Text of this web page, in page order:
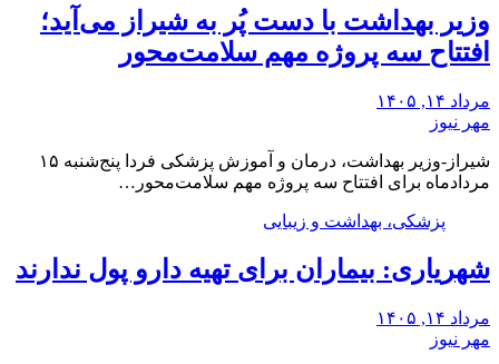
وزیر بهداشت با دست پُر به شیراز می‌آید؛
افتتاح سه پروژه مهم سلامت‌محور
مرداد ۱۴, ۱۴۰۵
مهر نیوز
شیراز-وزیر بهداشت، درمان و آموزش پزشکی فردا پنج‌شنبه ۱۵
مردادماه برای افتتاح سه پروژه مهم سلامت‌محور…
پزشکی، بهداشت و زیبایی
شهریاری: بیماران برای تهیه دارو پول ندارند
مرداد ۱۴, ۱۴۰۵
مهر نیوز